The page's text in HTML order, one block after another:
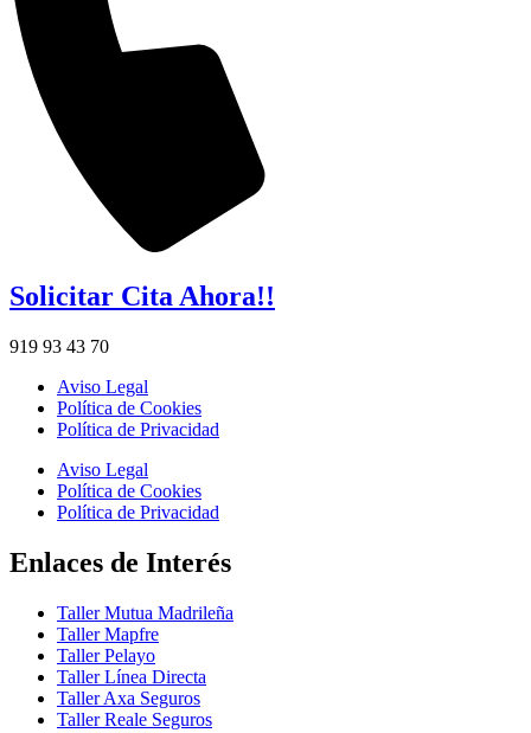
Solicitar Cita Ahora!!
919 93 43 70
Aviso Legal
Política de Cookies
Política de Privacidad
Aviso Legal
Política de Cookies
Política de Privacidad
Enlaces de Interés
Taller Mutua Madrileña
Taller Mapfre
Taller Pelayo
Taller Línea Directa
Taller Axa Seguros
Taller Reale Seguros